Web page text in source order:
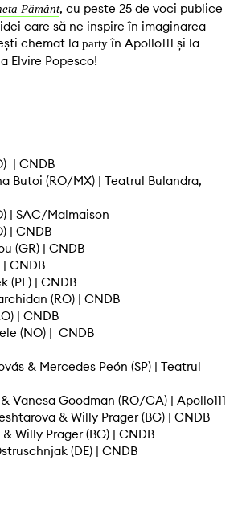
Pământ, cu peste 25 de voci publice
care să ne inspire în imaginarea
chemat la partyîn Apollo111 și la
Elvire Popesco!
| CNDB
Butoi (RO/MX) | Teatrul Bulandra,
| SAC/Malmaison
| CNDB
(GR) | CNDB
| CNDB
(PL) | CNDB
(RO) | CNDB
| CNDB
(NO) | CNDB
& Mercedes Peón (SP) | Teatrul
Vanesa Goodman (RO/CA) | Apollo111
& Willy Prager (BG) | CNDB
Willy Prager (BG) | CNDB
(DE) | CNDB